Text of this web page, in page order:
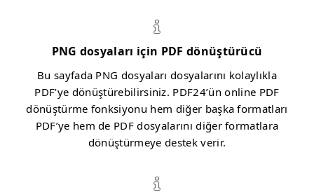
PNG dosyaları için PDF dönüştürücü
Bu sayfada PNG dosyaları dosyalarını kolaylıkla
PDF’ye dönüştürebilirsiniz. PDF24’ün online PDF
dönüştürme fonksiyonu hem diğer başka formatları
PDF’ye hem de PDF dosyalarını diğer formatlara
dönüştürmeye destek verir.